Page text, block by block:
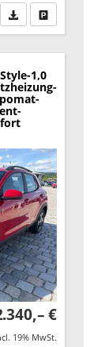
rufen Sie an
PDF-Datei,Drucken,
1,0
€
19% MwSt.